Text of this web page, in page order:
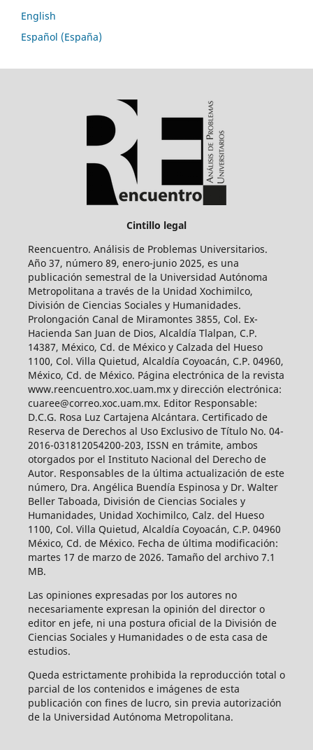
English
Español (España)
Cintillo legal
Reencuentro. Análisis de Problemas Universitarios.
Año 37, número 89, enero-junio 2025, es una
publicación semestral de la Universidad Autónoma
Metropolitana a través de la Unidad Xochimilco,
División de Ciencias Sociales y Humanidades.
Prolongación Canal de Miramontes 3855, Col. Ex-
Hacienda San Juan de Dios, Alcaldía Tlalpan, C.P.
14387, México, Cd. de México y Calzada del Hueso
1100, Col. Villa Quietud, Alcaldía Coyoacán, C.P. 04960,
México, Cd. de México. Página electrónica de la revista
www.reencuentro.xoc.uam.mx y dirección electrónica:
cuaree@correo.xoc.uam.mx. Editor Responsable:
D.C.G. Rosa Luz Cartajena Alcántara. Certificado de
Reserva de Derechos al Uso Exclusivo de Título No. 04-
2016-031812054200-203, ISSN en trámite, ambos
otorgados por el Instituto Nacional del Derecho de
Autor. Responsables de la última actualización de este
número, Dra. Angélica Buendía Espinosa y Dr. Walter
Beller Taboada, División de Ciencias Sociales y
Humanidades, Unidad Xochimilco, Calz. del Hueso
1100, Col. Villa Quietud, Alcaldía Coyoacán, C.P. 04960
México, Cd. de México. Fecha de última modificación:
martes 17 de marzo de 2026. Tamaño del archivo 7.1
MB.
Las opiniones expresadas por los autores no
necesariamente expresan la opinión del director o
editor en jefe, ni una postura oficial de la División de
Ciencias Sociales y Humanidades o de esta casa de
estudios.
Queda estrictamente prohibida la reproducción total o
parcial de los contenidos e imágenes de esta
publicación con fines de lucro, sin previa autorización
de la Universidad Autónoma Metropolitana.